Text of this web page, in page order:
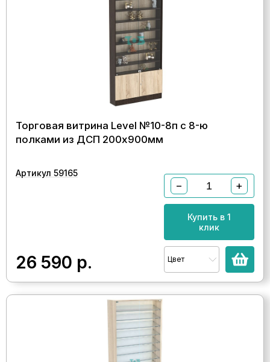
Торговая витрина Level №10-8п с 8-ю
полками из ДСП 200х900мм
Артикул 59165
26 590 р.
− +
Купить в 1
клик
Цвет